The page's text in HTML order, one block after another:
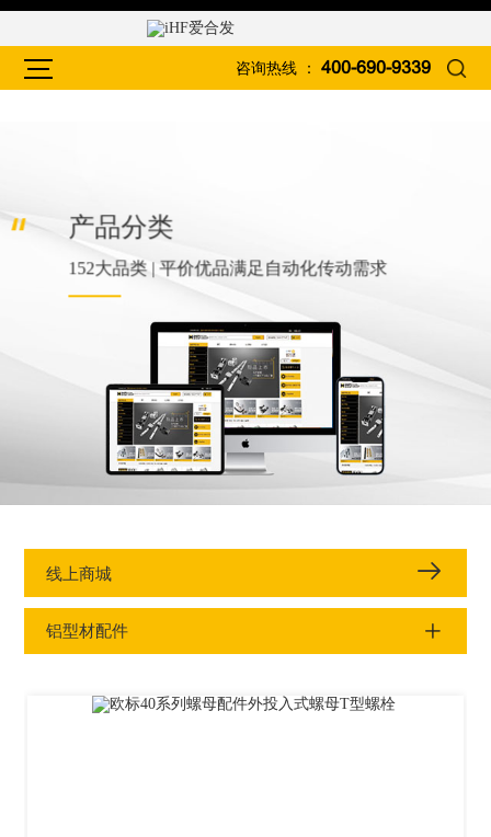
咨询热线 ： 400-690-9339
产品分类
152大品类 | 平价优品满足自动化传动需求
线上商城
铝型材配件